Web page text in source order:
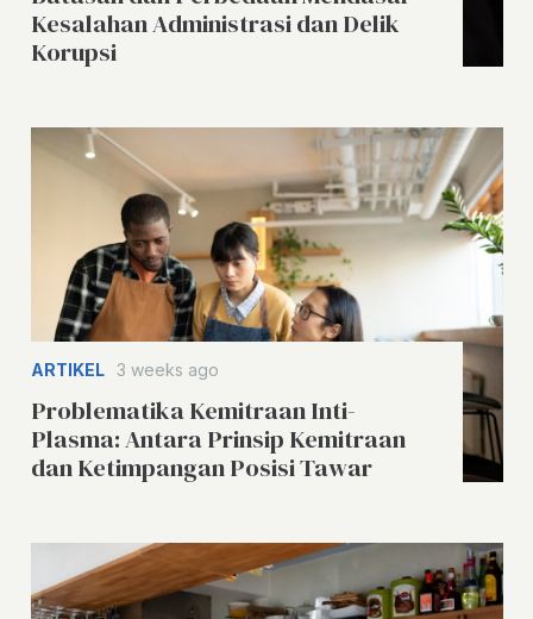
Kesalahan Administrasi dan Delik
Korupsi
ARTIKEL 3 weeks ago
Problematika Kemitraan Inti-
Plasma: Antara Prinsip Kemitraan
dan Ketimpangan Posisi Tawar